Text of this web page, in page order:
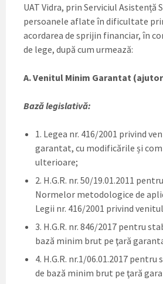
UAT Vidra, prin Serviciul Asistență
persoanele aflate în dificultate
acordarea de sprijin financiar, în
de lege, după cum urmează:
A. Venitul Minim Garantat
Bază legislativă:
1. Legea nr. 416/2001 privind
garantat, cu modificările și
ulterioare;
2. H.G.R. nr. 50/19.01.2011
Normelor metodologice de
Legii nr. 416/2001 privind
3. H.G.R. nr. 846/2017 pentru
bază minim brut pe ţară
4. H.G.R. nr.1/06.01.2017
de bază minim brut pe ţară